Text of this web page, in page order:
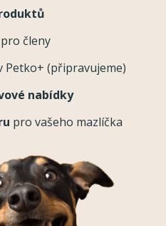
členy
Petko+ (připravujeme)
nabídky
pro vašeho mazlíčka